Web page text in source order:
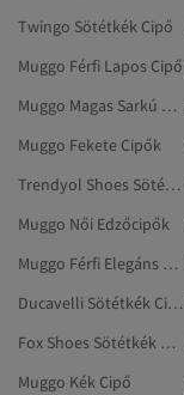
Twingo Sötétkék Cipő
Muggo Férfi Lapos Cipő
Muggo Magas Sarkú Cipő
Muggo Fekete Cipők
Trendyol Shoes Sötétkék Cipő
Muggo Női Edzőcipők
Muggo Férfi Elegáns Cipők
Ducavelli Sötétkék Cipők
Fox Shoes Sötétkék Magas Sarkú Cipő
Muggo Kék Cipő